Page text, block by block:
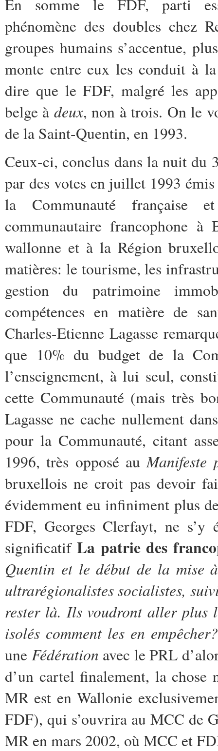
En somme le FDF, parti
phénomène des doubles chez
groupes humains s’accentue,
monte entre eux les conduit à
dire que le FDF, malgré les
belge à deux, non à trois. On le
de la Saint-Quentin, en 1993.
Ceux-ci, conclus dans la nuit du
par des votes en juillet 1993
la Communauté française
communautaire francophone
wallonne et à la Région
matières: le tourisme, les
gestion du patrimoine
compétences en matière de
Charles-Etienne Lagasse
que 10% du budget de la
l’enseignement, à lui seul,
cette Communauté (mais très
Lagasse ne cache nullement
pour la Communauté, citant
1996, très opposé auManifeste
bruxellois ne croit pas devoir
évidemment eu infiniment plus
FDF, Georges Clerfayt, ne
significatifLa patrie des
Quentin et le début de la mise
ultrarégionalistes socialistes,
rester là. Ils voudront aller plus
isolés comment les en empêcher?
une Fédération avec le PRL
d’un cartel finalement, la
MR est en Wallonie
FDF), qui s’ouvrira au MCC de
MR en mars 2002, où MCC et